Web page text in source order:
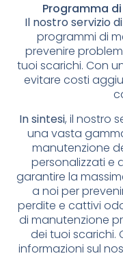
Programma
Il nostro servizio
programmi di
prevenire
tuoi scarichi. Con
evitare costi
In sintesi, il nostro
una vasta
manutenzione
personalizzati e
garantire la
a noi per
perdite e cattivi
di manutenzione
dei tuoi
informazioni sul